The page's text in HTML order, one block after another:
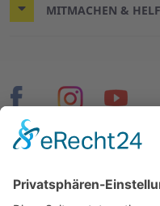
MITMACHEN &
© 2026 ASB Hannover-Stadt
Datenschutz